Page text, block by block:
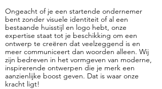
Ongeacht of je een startende ondernemer
bent zonder visuele identiteit of al een
bestaande huisstijl en logo hebt, onze
expertise staat tot je beschikking om een
ontwerp te creëren dat veelzeggend is en
meer communiceert dan woorden alleen. Wij
zijn bedreven in het vormgeven van moderne,
inspirerende ontwerpen die je merk een
aanzienlijke boost geven. Dat is waar onze
kracht ligt!